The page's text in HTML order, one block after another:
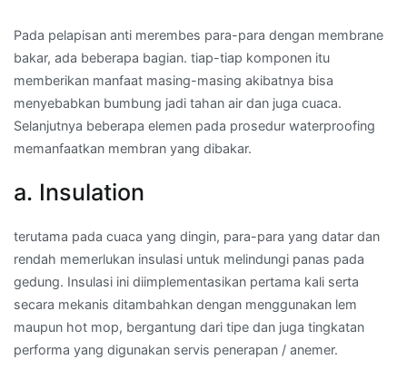
Pada pelapisan anti merembes para-para dengan membrane
bakar, ada beberapa bagian. tiap-tiap komponen itu
memberikan manfaat masing-masing akibatnya bisa
menyebabkan bumbung jadi tahan air dan juga cuaca.
Selanjutnya beberapa elemen pada prosedur waterproofing
memanfaatkan membran yang dibakar.
a. Insulation
terutama pada cuaca yang dingin, para-para yang datar dan
rendah memerlukan insulasi untuk melindungi panas pada
gedung. Insulasi ini diimplementasikan pertama kali serta
secara mekanis ditambahkan dengan menggunakan lem
maupun hot mop, bergantung dari tipe dan juga tingkatan
performa yang digunakan servis penerapan / anemer.